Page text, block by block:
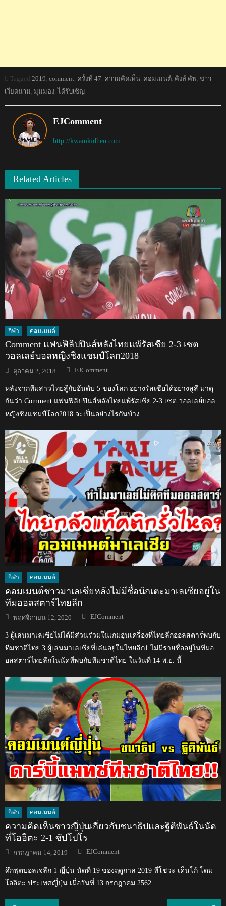
Tagged 2019 comment ครั้งที่ 47 ความคิดเห็น, คอมเมนต์, คิงส์ คัพ ชาว
เวียดนาม มุมมอง,ได้รับเชิญ
EJComment
http://kwamkidhen.com
Related Articles
กีฬา คอมเมนต์
Comment แฟนฟิลิปปินส์หลังไทยแพ้รัสเซีย 2-3 เซต
วอลเลย์บอลหญิงชิงแชมป์โลก2018
Posted
on
ตุลาคม 2, 2018 Author
EJComment
หลังจากทีมสาวไทยสู้กับอันดับ 5 ของโลก อย่างรัสเซียได้อย่างสูสี มาดุ
กันว่า Comment แฟนฟิลิปปินส์หลังไทยแพ้รัสเซีย 2-3 เซต วอลเลย์บอล
หญิงชิงแชมป์โลก2018 จะเป็นอย่างไรกันบ้าง
กีฬา คอมเมนต์
คอมเมนต์ชาวมาเลเซียหลังไม่มีชื่อนักเตะมาเลเซียอยู่ใน
ทีมออลสตาร์ไทยลีก
Posted
on
พฤศจิกายน 12, 2020 Author
EJComment
3 ผู้เล่นมาเลเซียไม่ได้มีส่วนร่วมในเกมอุ่นเครื่องที่ไทยลีกออลสตาร์พบกับ
ทีมชาติไทย 3 ผู้เล่นมาเลเซียที่เล่นอยู่ในไทยลีก1 ไม่มีรายชื่ออยู่ในทีมอ
อสสตาร์ไทยลีกในนัดที่พบกับทีมชาติไทย ในวันที่ 14 พ.ย. นี้
กีฬา คอมเมนต์
ความคิดเห็นชาวญี่ปุ่นเกี่ยวกับชนาธิปและฐิติพันธ์ในนัด
ที่โออิตะ 2-1 ซัปโปโร
Posted
on
กรกฎาคม 14, 2019 Author
EJComment
ศึกฟุตบอลเจลีก 1 ญี่ปุ่น นัดที่ 19 ของฤดูกาล 2019 ที่โชวะ เด็นโก้ โดม
โออิตะ ประเทศญี่ปุ่น เมื่อวันที่ 13 กรกฎาคม 2562